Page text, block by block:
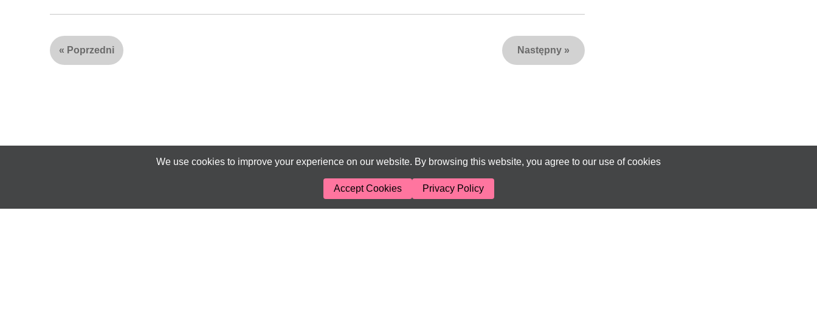
« Poprzedni Następny »
We use cookies to improve your experience on our website. By browsing this website, you agree to our use of cookies
Accept Cookies Privacy Policy